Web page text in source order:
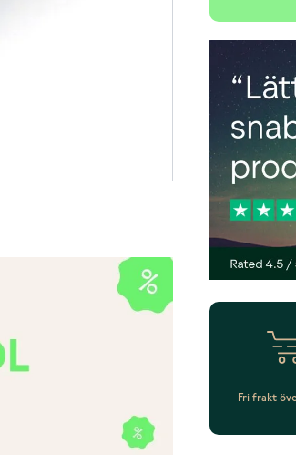
Fri frakt